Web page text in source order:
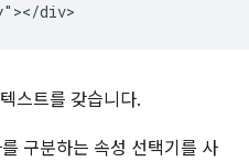
스트를 갖습니다.
구분하는 속성 선택기를 사